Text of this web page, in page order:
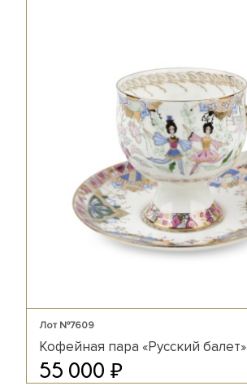
Лот №7609
Кофейная пара «Русский балет»
55 000 ₽